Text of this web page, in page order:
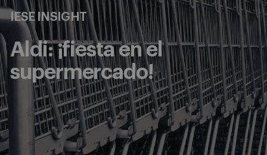
IESE INSIGHT
Aldi: ¡fiesta en el
supermercado!